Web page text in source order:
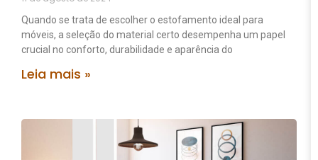
Quando se trata de escolher o estofamento ideal para
móveis, a seleção do material certo desempenha um papel
crucial no conforto, durabilidade e aparência do
Leia mais »